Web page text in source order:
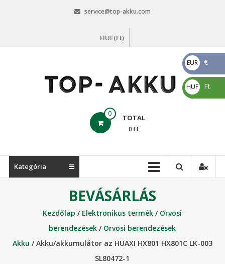
service@top-akku.com
HUF(Ft)
akku.com
0 TOTAL
0 Ft
Kategória
BEVÁSÁRLÁS
Kezdőlap / Elektronikus termék / Orvosi
berendezések / Orvosi berendezések
Akku / Akku/akkumulátor az HUAXI HX801 HX801C LK-003
SL80472-1
EUR
€
€
HUF
Ft
Ft